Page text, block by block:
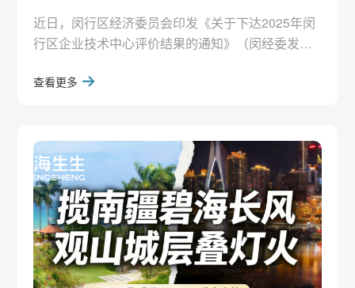
近日，闵行区经济委员会印发《关于下达2025年闵
行区企业技术中心评价结果的通知》（闵经委发
利通过2025年闵行区企业技术中心评价（复评），
身制”。闵行区企业技术中心是区级层面对企业研发
创新能力、技术管理体系与产业带动价值的官方权
查看更多